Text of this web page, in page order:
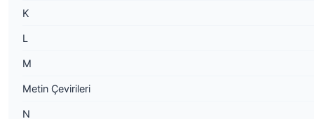
K
L
M
Metin Çevirileri
N